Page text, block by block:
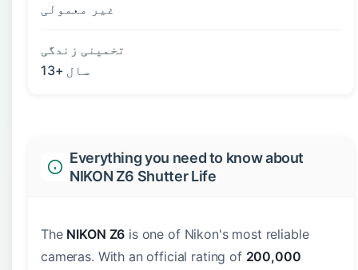
غیر معمولی
تخمینی زندگی
13+ سال
Everything you need to know about
NIKON Z6 Shutter Life
The NIKON Z6 is one of Nikon's most reliable
cameras. With an official rating of 200,000